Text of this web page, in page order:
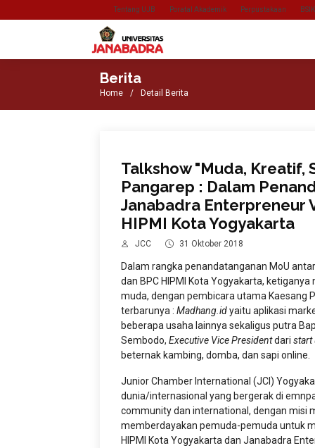
Tentang UJB Poratal Akademik Perpustakaan
Berita
Home Detail Berita
Talkshow "Muda, Kreatif,
Pangarep : Dalam
Janabadra Enterpreneur
HIPMI Kota Yogyakarta
JCC 31 Oktober 2018
Dalam rangka penandatanganan MoU
dan BPC HIPMI Kota Yogyakarta,
muda, dengan pembicara utama Kaesang
terbarunya : Madhang.idyaitu aplikasi
beberapa usaha lainnya sekaligus putra
Sembodo, Executive Vice Presidentdari start
beternak kambing, domba, dan sapi online.
Junior Chamber International (JCI)
dunia/internasional yang bergerak di
community dan international, dengan misi
memberdayakan pemuda-pemuda untuk
HIPMI Kota Yogyakarta dan Janabadra